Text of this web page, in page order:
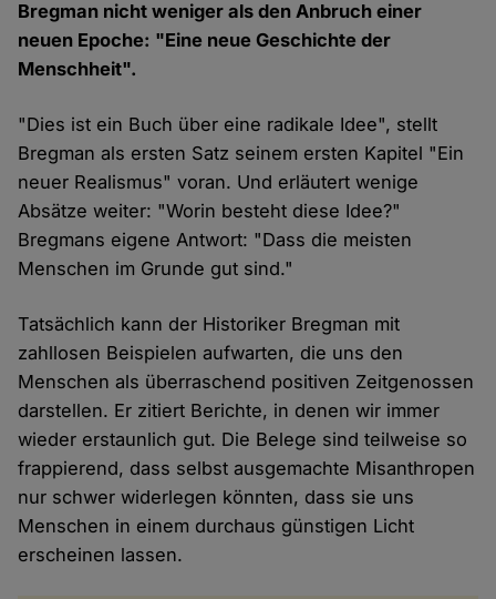
Bregman nicht weniger als den Anbruch einer
neuen Epoche: "Eine neue Geschichte der
Menschheit".
"Dies ist ein Buch über eine radikale Idee", stellt
Bregman als ersten Satz seinem ersten Kapitel "Ein
neuer Realismus" voran. Und erläutert wenige
Absätze weiter: "Worin besteht diese Idee?"
Bregmans eigene Antwort: "Dass die meisten
Menschen im Grunde gut sind."
Tatsächlich kann der Historiker Bregman mit
zahllosen Beispielen aufwarten, die uns den
Menschen als überraschend positiven Zeitgenossen
darstellen. Er zitiert Berichte, in denen wir immer
wieder erstaunlich gut. Die Belege sind teilweise so
frappierend, dass selbst ausgemachte Misanthropen
nur schwer widerlegen könnten, dass sie uns
Menschen in einem durchaus günstigen Licht
erscheinen lassen.